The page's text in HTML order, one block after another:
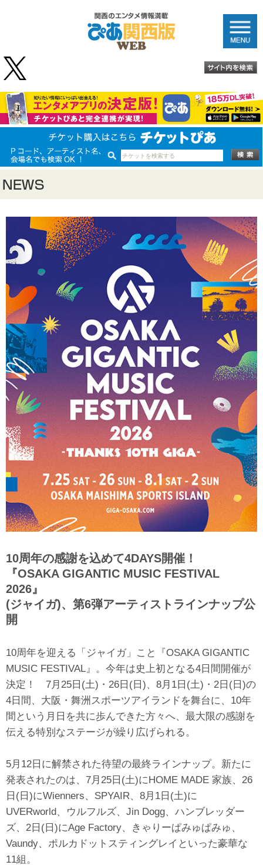
10周年の感謝を込めて4DAYS開催！
『OSAKA GIGANTIC MUSIC FESTIVAL
2026』
(ジャイガ)、第6弾アーティストラインナップ公
開
10周年を迎える「ジャイガ」こと『OSAKA GIGANTIC
MUSIC FESTIVAL』。今年は史上初となる4日間開催が
決定！ 7月25日(土)・26日(日)、8月1日(土)・2日(日)の
4日間、大阪・舞洲スポーツアイランドを舞台に、10年
間という月日を共に歩んできた方々へ、最大限の感謝を
伝える特別なステージが繰り広げられる。
5月12日に解禁された待望の最終ラインナップ。新たに
発表されたのは、7月25日(土)にHOME MADE 家族、26
日(日)にWienners、SPYAIR、8月1日(土)に
UVERworld、ウルフルズ、Jin Dogg、ハンブレッダー
ズ、2日(日)にAge Factory、きゃりーぱみゅぱみゅ、
Vaundy、ポルカドットスティングレイといった豪華な
11組。